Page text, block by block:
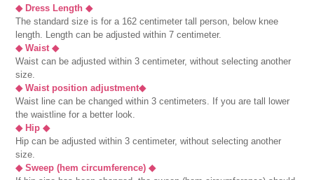
◆ Dress Length ◆
The standard size is for a 162 centimeter tall person, below knee
length. Length can be adjusted within 7 centimeter.
◆ Waist ◆
Waist can be adjusted within 3 centimeter, without selecting another
size.
◆ Waist position adjustment◆
Waist line can be changed within 3 centimeters. If you are tall lower
the waistline for a better look.
◆ Hip ◆
Hip can be adjusted within 3 centimeter, without selecting another
size.
◆ Sweep (hem circumference) ◆